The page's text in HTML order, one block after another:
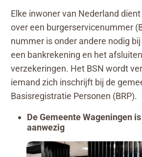
Elke inwoner van Nederland
over een burgerservicenummer
nummer is onder andere nodig
een bankrekening en het
verzekeringen. Het BSN wordt
iemand zich inschrijft bij de
Basisregistratie Personen (BRP).
De Gemeente Wageningen
aanwezig